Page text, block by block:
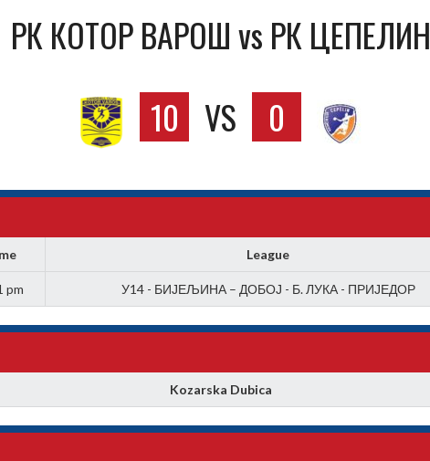
РК КОТОР ВАРОШ vs РК ЦЕПЕЛИН
10 VS 0
League
pm У14 - БИЈЕЉИНА – ДОБОЈ - Б. ЛУКА - ПРИЈЕДОР
Kozarska Dubica